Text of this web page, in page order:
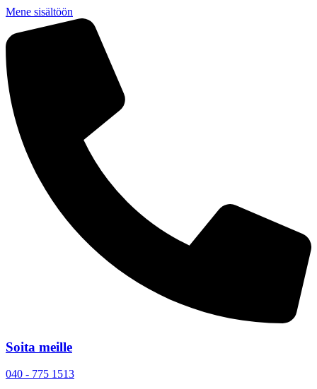
Mene sisältöön
Soita meille
040 - 775 1513